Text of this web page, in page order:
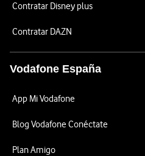
Contratar Disney plus
Contratar DAZN
Vodafone España
App Mi Vodafone
Blog Vodafone Conéctate
Plan Amigo